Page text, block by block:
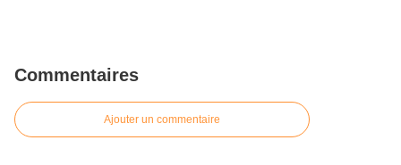
Commentaires
Ajouter un commentaire